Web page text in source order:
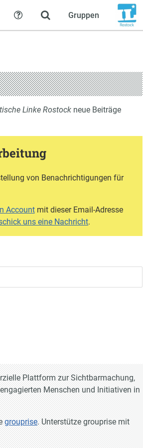
Gruppen
Hilfe
Linke Rostock neue Beiträge
von Benachrichtigungen für
Accountmit dieser Email-Adresse
uns eine Nachricht.
Plattform zur Sichtbarmachung,
Menschen und Initiativen in
grouprise. Unterstütze grouprise mit